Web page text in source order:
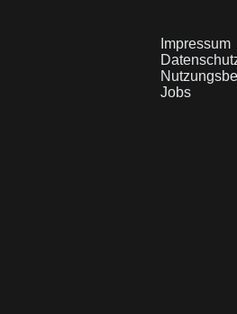
Impressum
Jobs